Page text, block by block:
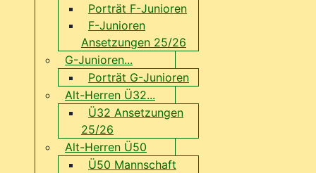
Porträt F-Junioren
F-Junioren
Ansetzungen 25/26
G-Junioren...
Porträt G-Junioren
Alt-Herren Ü32...
Ü32 Ansetzungen
25/26
Alt-Herren Ü50
Ü50 Mannschaft